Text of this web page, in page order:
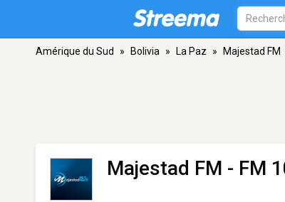
Amérique du Sud » Bolivia » La Paz » Majestad FM
Majestad FM - FM